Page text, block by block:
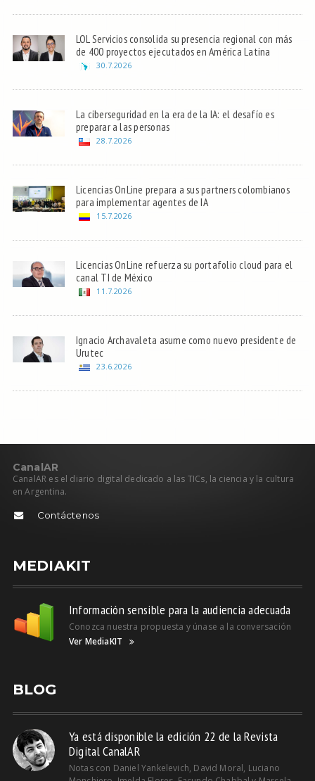
LOL Servicios consolida su presencia regional con más
de 400 proyectos ejecutados en América Latina
30.7.2026
La ciberseguridad en la era de la IA: el desafío es
preparar a las personas
28.7.2026
Licencias OnLine prepara a sus partners colombianos
para implementar agentes de IA
15.7.2026
Licencias OnLine refuerza su portafolio cloud para el
canal TI de México
11.7.2026
Ignacio Archavaleta asume como nuevo presidente de
Urutec
23.6.2026
CanalAR
CanalAR es el diario digital dedicado a las TICs, la ciencia y la cultura
en Argentina.
Contáctenos
MEDIAKIT
Información sensible para la audiencia adecuada
Conozca nuestra propuesta y únase a la conversación
Ver MediaKIT
BLOG
Ya está disponible la edición 22 de la Revista
Digital CanalAR
Notas con Daniel Yankelevich, David Moral, Luciano